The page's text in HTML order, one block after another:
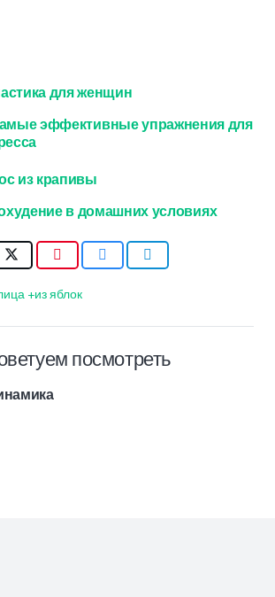
для женщин
эффективные упражнения для
из крапивы
в домашних условиях
+из яблок
посмотреть